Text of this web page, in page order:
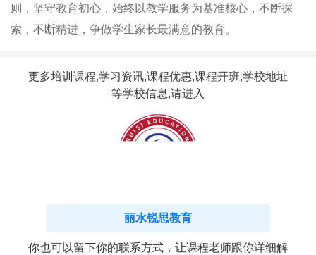
则，坚守教育初心，始终以教学服务为基准核心，不断探
索，不断精进，争做学生家长最满意的教育。
更多培训课程,学习资讯,课程优惠,课程开班,学校地址
等学校信息,请进入
丽水锐思教育
你也可以留下你的联系方式，让课程老师跟你详细解